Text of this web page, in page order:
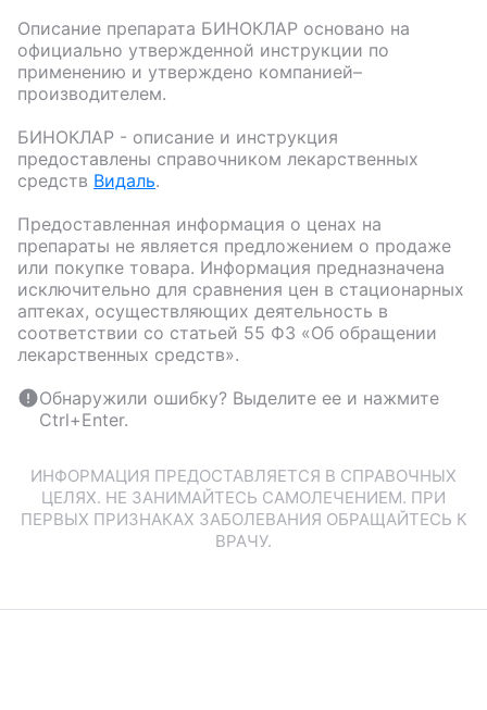
Описание препарата БИНОКЛАР основано на
официально утвержденной инструкции по
применению и утверждено компанией–
производителем.
БИНОКЛАР - описание и инструкция
предоставлены справочником лекарственных
средств Видаль.
Предоставленная информация о ценах на
препараты не является предложением о продаже
или покупке товара. Информация предназначена
исключительно для сравнения цен в стационарных
аптеках, осуществляющих деятельность в
соответствии со статьей 55 ФЗ «Об обращении
лекарственных средств».
Обнаружили ошибку? Выделите ее и нажмите
Ctrl+Enter.
ИНФОРМАЦИЯ ПРЕДОСТАВЛЯЕТСЯ В СПРАВОЧНЫХ
ЦЕЛЯХ. НЕ ЗАНИМАЙТЕСЬ САМОЛЕЧЕНИЕМ. ПРИ
ПЕРВЫХ ПРИЗНАКАХ ЗАБОЛЕВАНИЯ ОБРАЩАЙТЕСЬ К
ВРАЧУ.